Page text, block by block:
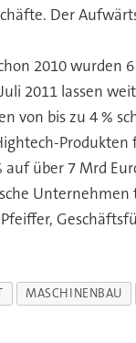
Der
2010 wurden
2011 lassen
von bis zu 4 %
über 7 Mrd
MASCHINENBAU